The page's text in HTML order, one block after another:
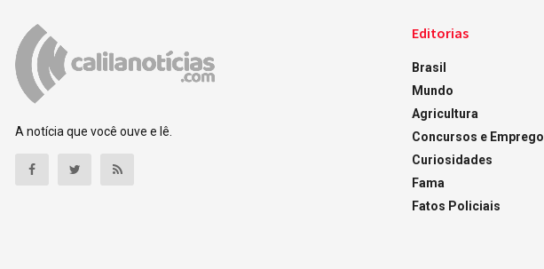
A notícia que você ouve e lê.
Editorias
Brasil
Mundo
Agricultura
Concursos e Emprego
Curiosidades
Fama
Fatos Policiais